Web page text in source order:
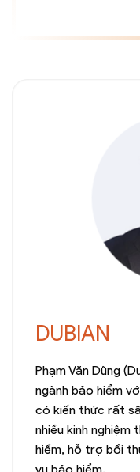
DUBIAN
Phạm Văn Dũng
ngành bảo hiểm
có kiến thức rất
nhiều kinh
hiểm, hỗ trợ bồi